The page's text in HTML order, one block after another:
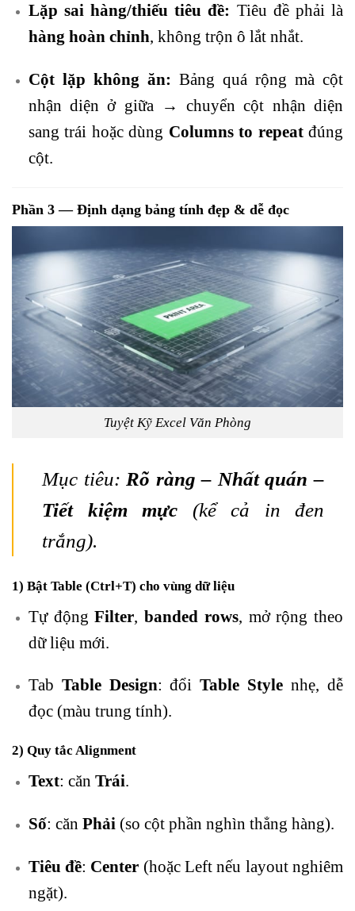
Lặp sai hàng/thiếu tiêu đề: Tiêu đề phải là
hàng hoàn chỉnh, không trộn ô lắt nhắt.
Cột lặp không ăn: Bảng quá rộng mà cột
nhận diện ở giữa → chuyển cột nhận diện
sang trái hoặc dùng Columns to repeatđúng
cột.
Phần 3 — Định dạng bảng tính đẹp & dễ đọc
Tuyệt Kỹ Excel Văn Phòng
Mục tiêu: Rõ ràng – Nhất quán –
Tiết kiệm mực (kể cả in đen
trắng).
1) Bật Table (Ctrl+T) cho vùng dữ liệu
Tự độngFilter ,banded rows, mở rộng theo
dữ liệu mới.
Tab Table Design: đổiTable Style nhẹ, dễ
đọc (màu trung tính).
2) Quy tắc Alignment
Text: căn Trái.
Số: căn Phải (so cột phần nghìn thẳng hàng).
Tiêu đề: Center (hoặc Left nếu layout nghiêm
ngặt).